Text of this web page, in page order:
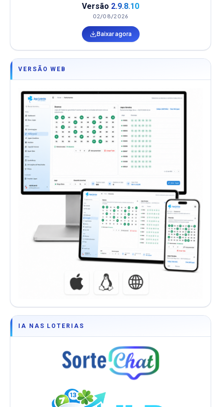
Versão 2.9.8.10
02/08/2026
Baixar agora
VERSÃO WEB
IA NAS LOTERIAS